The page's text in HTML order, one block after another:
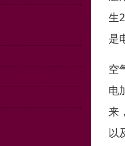
生
是
空
电
来
以